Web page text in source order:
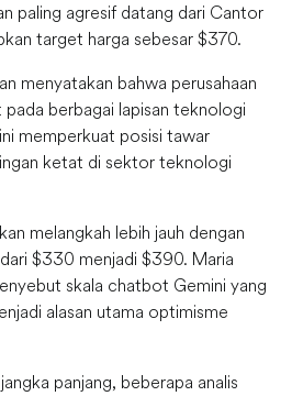
paling agresif datang dari Cantor
target harga sebesar $370.
menyatakan bahwa perusahaan
pada berbagai lapisan teknologi
memperkuat posisi tawar
ketat di sektor teknologi
melangkah lebih jauh dengan
$330 menjadi $390. Maria
skala chatbot Gemini yang
alasan utama optimisme
panjang, beberapa analis